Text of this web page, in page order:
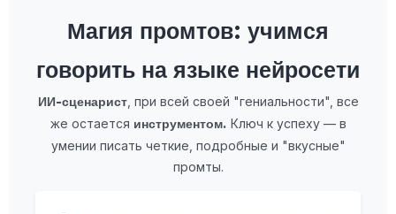
Магия промтов: учимся
говорить на языке нейросети
ИИ-сценарист, при всей своей "гениальности", все
же остается инструментом. Ключ к успеху — в
умении писать четкие, подробные и "вкусные"
промты.